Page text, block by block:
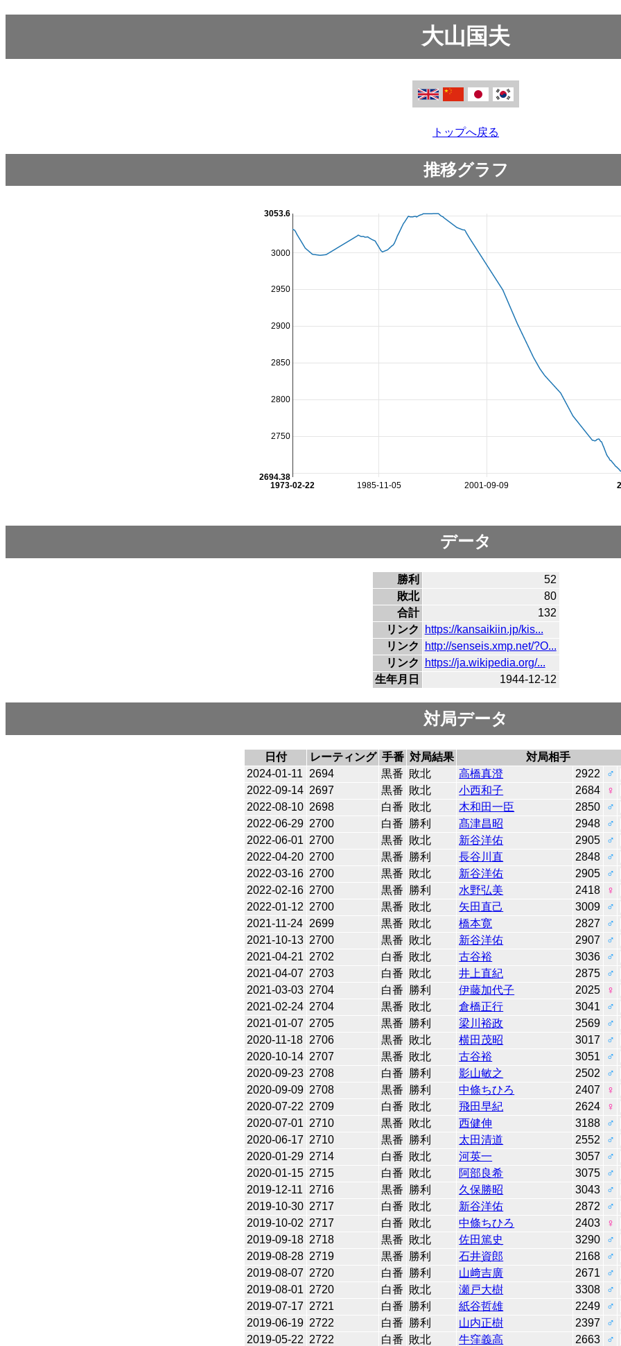
大山国夫
トップへ戻る
推移グラフ
1985-11-05 2001-09-09
1973-02-22
2750
2800
2850
2900
2950
3000
2694.38
3053.6
データ
勝利
52
敗北
80
合計
132
リンク
https://kansaikiin.jp/kis...
リンク
http://senseis.xmp.net/?O...
リンク
https://ja.wikipedia.org/...
生年月日
1944-12-12
対局データ
日付 レーティング 手番 対局結果
対局相手
2024-01-11
2694 黒番 敗北 高橋真澄 2922
♂
2022-09-14 2697 黒番 敗北 小西和子 2684
♀
2022-08-10 2698 白番 敗北 木和田一臣 2850
♂
2022-06-29 2700 白番 勝利 髙津昌昭 2948
♂
2022-06-01 2700 黒番 敗北 新谷洋佑 2905
♂
2022-04-20 2700 黒番 勝利 長谷川直 2848
♂
2022-03-16 2700 黒番 敗北 新谷洋佑 2905
♂
2022-02-16 2700 黒番 勝利 水野弘美 2418
♀
2022-01-12 2700 黒番 敗北 矢田直己 3009
♂
2021-11-24 2699 黒番 敗北 橋本寛 2827
♂
2021-10-13 2700 黒番 敗北 新谷洋佑 2907
♂
2021-04-21 2702 白番 敗北 古谷裕 3036
♂
2021-04-07 2703 白番 敗北 井上直紀 2875
♂
2021-03-03 2704 白番 勝利 伊藤加代子 2025
♀
2021-02-24 2704 黒番 敗北 倉橋正行 3041
♂
2021-01-07 2705 黒番 勝利 梁川裕政 2569
♂
2020-11-18 2706 黒番 敗北 横田茂昭 3017
♂
2020-10-14 2707 黒番 敗北 古谷裕 3051
♂
2020-09-23 2708 白番 勝利 影山敏之 2502
♂
2020-09-09 2708 黒番 勝利 中條ちひろ 2407
♀
2020-07-22 2709 白番 敗北 飛田早紀 2624
♀
2020-07-01 2710 黒番 敗北 西健伸 3188
♂
2020-06-17 2710 黒番 勝利 太田清道 2552
♂
2020-01-29 2714 白番 敗北 河英一 3057
♂
2020-01-15 2715 白番 敗北 阿部良希 3075
♂
2019-12-11
2716 黒番 勝利 久保勝昭 3043
♂
2019-10-30 2717 白番 敗北 新谷洋佑 2872
♂
2019-10-02 2717 白番 敗北 中條ちひろ 2403
♀
2019-09-18 2718 黒番 敗北 佐田篤史 3290
♂
2019-08-28 2719 黒番 勝利 石井資郎 2168
♂
2019-08-07 2720 白番 勝利 山﨑吉廣 2671
♂
2019-08-01 2720 白番 敗北 瀬戸大樹 3308
♂
2019-07-17 2721 白番 勝利 紙谷哲雄 2249
♂
2019-06-19 2722 白番 勝利 山内正樹 2397
♂
2019-05-22 2722 白番 敗北 牛窪義高 2663
♂